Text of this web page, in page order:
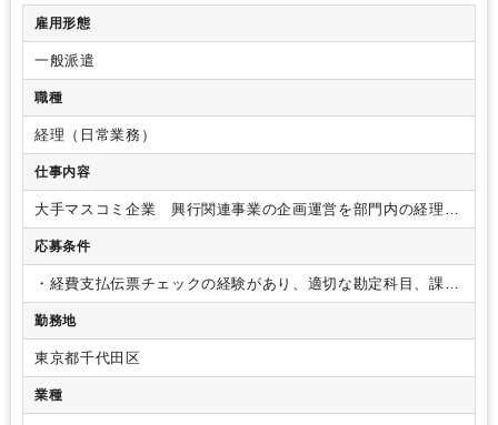
勤務終了時間の相談OK 朝遅め 10時以降出社OK 定時早め 時短OK
1日7時間未満勤務OK
駅直結
土日祝休み 平日休みあり
雇用形態
一般派遣
職種
経理（日常業務）
仕事内容
大手マスコミ企業 興行関連事業の企画運営を部門内の経理業
務を担当します。・経理システム（INVOX・IMS）の局内監
査・承認作業
・海外支払送金処理 など
応募条件
・経費支払伝票チェックの経験があり、適切な勘定科目、課税
判断が出来る方
勤務地
東京都千代田区
業種